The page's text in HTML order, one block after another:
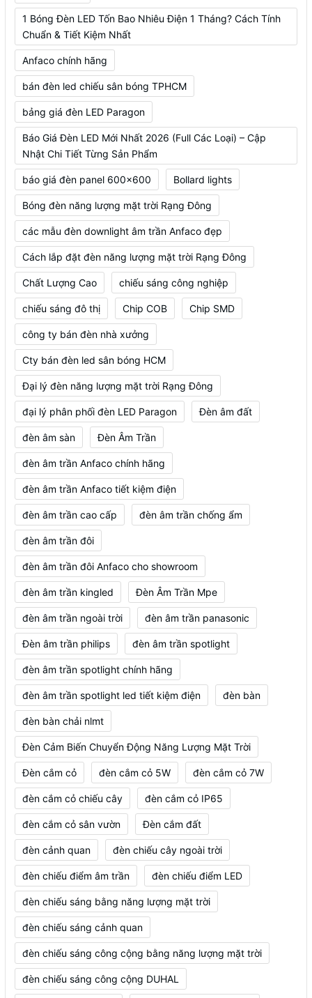
1 Bóng Đèn LED Tốn Bao Nhiêu Điện 1 Tháng? Cách Tính
Chuẩn & Tiết Kiệm Nhất
Anfaco chính hãng
bán đèn led chiếu sân bóng TPHCM
bảng giá đèn LED Paragon
Báo Giá Đèn LED Mới Nhất 2026 (Full Các Loại) – Cập
Nhật Chi Tiết Từng Sản Phẩm
báo giá đèn panel 600x600 Bollard lights
Bóng đèn năng lượng mặt trời Rạng Đông
các mẫu đèn downlight âm trần Anfaco đẹp
Cách lắp đặt đèn năng lượng mặt trời Rạng Đông
Chất Lượng Cao chiếu sáng công nghiệp
chiếu sáng đô thị Chip COB Chip SMD
công ty bán đèn nhà xưởng
Cty bán đèn led sân bóng HCM
Đại lý đèn năng lượng mặt trời Rạng Đông
đại lý phân phối đèn LED Paragon Đèn âm đất
đèn âm sàn Đèn Âm Trần
đèn âm trần Anfaco chính hãng
đèn âm trần Anfaco tiết kiệm điện
đèn âm trần cao cấp đèn âm trần chống ẩm
đèn âm trần đôi
đèn âm trần đôi Anfaco cho showroom
đèn âm trần kingled Đèn Âm Trần Mpe
đèn âm trần ngoài trời đèn âm trần panasonic
Đèn âm trần philips đèn âm trần spotlight
đèn âm trần spotlight chính hãng
đèn âm trần spotlight led tiết kiệm điện đèn bàn
đèn bàn chải nlmt
Đèn Cảm Biến Chuyển Động Năng Lượng Mặt Trời
Đèn cắm cỏ đèn cắm cỏ 5W đèn cắm cỏ 7W
đèn cắm cỏ chiếu cây đèn cắm cỏ IP65
đèn cắm cỏ sân vườn Đèn cắm đất
đèn cảnh quan đèn chiếu cây ngoài trời
đèn chiếu điểm âm trần đèn chiếu điểm LED
đèn chiếu sáng bằng năng lượng mặt trời
đèn chiếu sáng cảnh quan
đèn chiếu sáng công cộng bằng năng lượng mặt trời
đèn chiếu sáng công cộng DUHAL